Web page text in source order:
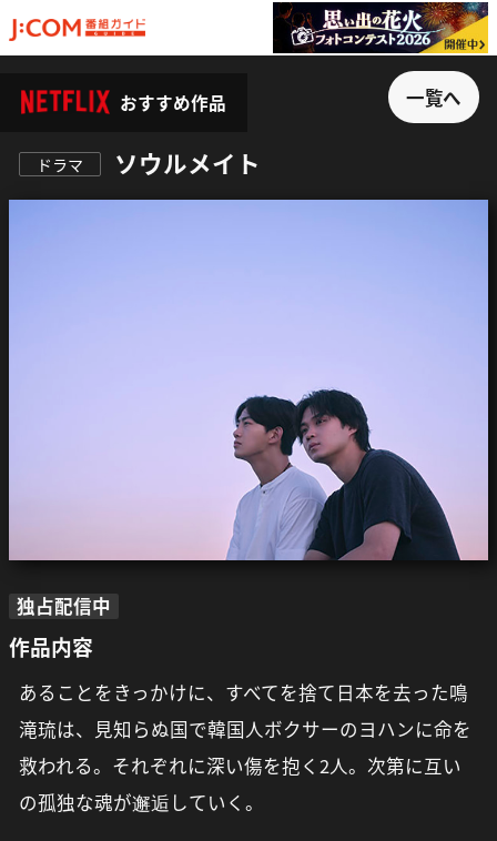
おすすめ作品 一覧へ
ドラマ ソウルメイト
独占配信中
作品内容
あることをきっかけに、すべてを捨て日本を去った鳴
滝琉は、見知らぬ国で韓国人ボクサーのヨハンに命を
救われる。それぞれに深い傷を抱く2人。次第に互い
の孤独な魂が邂逅していく。